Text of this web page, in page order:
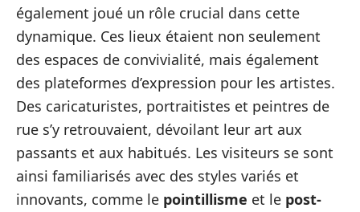
également joué un rôle crucial dans cette
dynamique. Ces lieux étaient non seulement
des espaces de convivialité, mais également
des plateformes d’expression pour les artistes.
Des caricaturistes, portraitistes et peintres de
rue s’y retrouvaient, dévoilant leur art aux
passants et aux habitués. Les visiteurs se sont
ainsi familiarisés avec des styles variés et
innovants, comme le pointillisme et le post-